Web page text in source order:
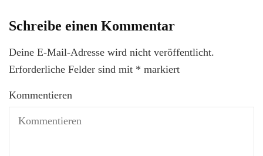
Schreibe einen Kommentar
Deine E-Mail-Adresse wird nicht veröffentlicht.
Erforderliche Felder sind mit * markiert
Kommentieren